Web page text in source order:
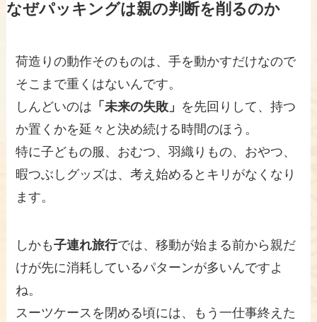
なぜパッキングは親の判断を削るのか
荷造りの動作そのものは、手を動かすだけなので
そこまで重くはないんです。
しんどいのは 「未来の失敗」 を先回りして、持つ
か置くかを延々と決め続ける時間のほう。
特に子どもの服、おむつ、羽織りもの、おやつ、
暇つぶしグッズは、考え始めるとキリがなくなり
ます。
しかも子連れ旅行では、移動が始まる前から親だ
けが先に消耗しているパターンが多いんですよ
ね。
スーツケースを閉める頃には、もう一仕事終えた